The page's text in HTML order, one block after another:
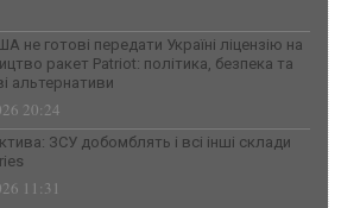
не готові передати Україні ліцензію на
ракет Patriot: політика, безпека та
альтернативи
20:24
ЗСУ добомблять і всі інші склади
11:31